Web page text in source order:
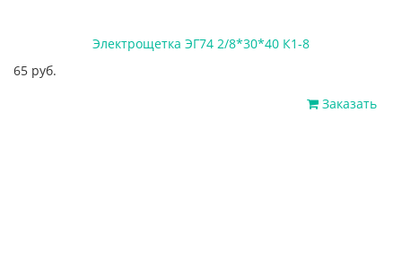
Электрощетка ЭГ74 2/8*30*40 К1-8
65 руб.
Заказать